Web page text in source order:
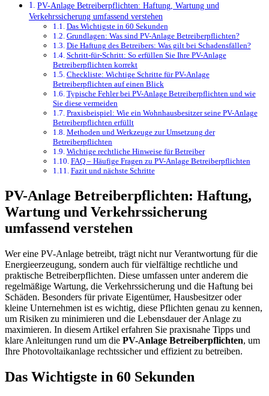
PV-Anlage Betreiberpflichten: Haftung, Wartung und
Verkehrssicherung umfassend verstehen
Das Wichtigste in 60 Sekunden
Grundlagen: Was sind PV-Anlage Betreiberpflichten?
Die Haftung des Betreibers: Was gilt bei Schadensfällen?
Schritt-für-Schritt: So erfüllen Sie Ihre PV-Anlage
Betreiberpflichten korrekt
Checkliste: Wichtige Schritte für PV-Anlage
Betreiberpflichten auf einen Blick
Typische Fehler bei PV-Anlage Betreiberpflichten und wie
Sie diese vermeiden
Praxisbeispiel: Wie ein Wohnhausbesitzer seine PV-Anlage
Betreiberpflichten erfüllt
Methoden und Werkzeuge zur Umsetzung der
Betreiberpflichten
Wichtige rechtliche Hinweise für Betreiber
FAQ – Häufige Fragen zu PV-Anlage Betreiberpflichten
Fazit und nächste Schritte
PV-Anlage Betreiberpflichten: Haftung,
Wartung und Verkehrssicherung
umfassend verstehen
Wer eine PV-Anlage betreibt, trägt nicht nur Verantwortung für die
Energieerzeugung, sondern auch für vielfältige rechtliche und
praktische Betreiberpflichten. Diese umfassen unter anderem die
regelmäßige Wartung, die Verkehrssicherung und die Haftung bei
Schäden. Besonders für private Eigentümer, Hausbesitzer oder
kleine Unternehmen ist es wichtig, diese Pflichten genau zu kennen,
um Risiken zu minimieren und die Lebensdauer der Anlage zu
maximieren. In diesem Artikel erfahren Sie praxisnahe Tipps und
klare Anleitungen rund um die PV-Anlage Betreiberpflichten, um
Ihre Photovoltaikanlage rechtssicher und effizient zu betreiben.
Das Wichtigste in 60 Sekunden